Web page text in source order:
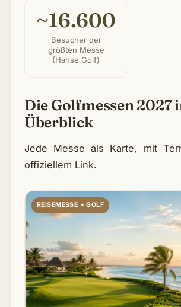
~16.600
Besucher der
größten Messe
(Hanse Golf)
Die Golfmessen 2027
Überblick
Jede Messe als Karte, mit
offiziellem Link.
REISEMESSE + GOLF